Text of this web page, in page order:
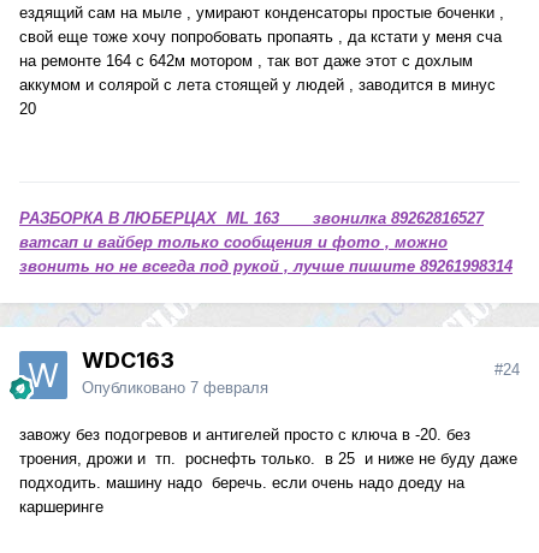
ездящий сам на мыле , умирают конденсаторы простые боченки ,
свой еще тоже хочу попробовать пропаять , да кстати у меня сча
на ремонте 164 с 642м мотором , так вот даже этот с дохлым
аккумом и солярой с лета стоящей у людей , заводится в минус
20
РАЗБОРКА В ЛЮБЕРЦАХ ML 163 звонилка 89262816527
ватсап и вайбер только сообщения и фото , можно
звонить но не всегда под рукой , лучше пишите 89261998314
WDC163
Опубликовано 7 февраля
#24
завожу без подогревов и антигелей просто с ключа в -20. без
троения, дрожи и тп. роснефть только. в 25 и ниже не буду даже
подходить. машину надо беречь. если очень надо доеду на
каршеринге